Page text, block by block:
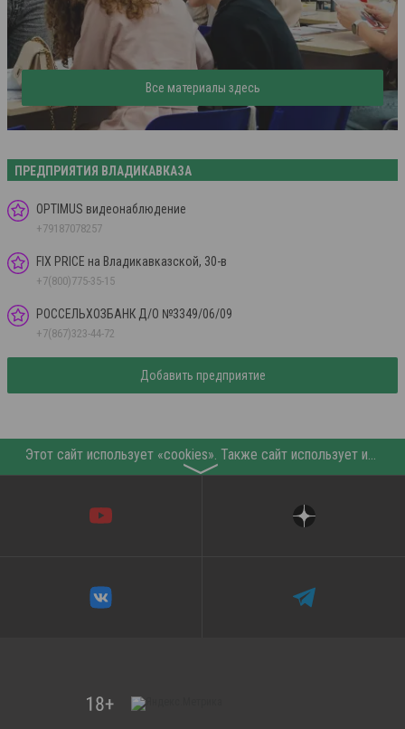
Все материалы здесь
ПРЕДПРИЯТИЯ ВЛАДИКАВКАЗА
OPTIMUS видеонаблюдение
+79187078257
FIX PRICE на Владикавказской, 30-в
+7(800)775-35-15
РОССЕЛЬХОЗБАНК Д/О №3349/06/09
+7(867)323-44-72
Добавить предприятие
〉